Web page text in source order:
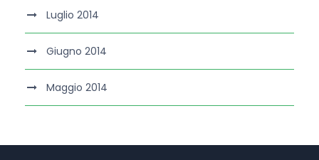
Luglio 2014
Giugno 2014
Maggio 2014